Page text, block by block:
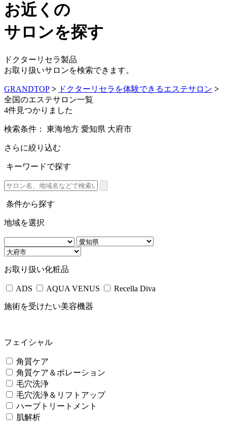
お近くの
サロンを探す
ドクターリセラ製品
お取り扱いサロンを検索できます。
GRANDTOP > ドクターリセラを体験できるエステサロン >
全国のエステサロン一覧
4件見つかりました
検索条件： 東海地方 愛知県 大府市
さらに絞り込む
キーワードで探す
条件から探す
地域を選択
お取り扱い化粧品
ADS AQUA VENUS Recella Diva
施術を受けたい美容機器
フェイシャル
角質ケア
角質ケア＆ポレーション
毛穴洗浄
毛穴洗浄＆リフトアップ
ハーブトリートメント
肌解析